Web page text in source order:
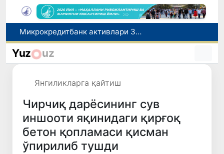
Малайзия Марказий Осиёда тиббий туризм йўналиши сифатидаги мавқеини мустаҳкамламоқда
Польшадаги элчихона кўмагида она ва бола Ватанга қайтарилди
Yuz uz
Янгиликларга қайтиш
Чирчиқ дарёсининг сув
иншооти яқинидаги қирғоқ
бетон қопламаси қисман
ўпирилиб тушди